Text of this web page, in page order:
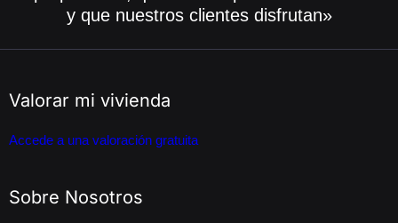
y que nuestros clientes disfrutan»
Valorar mi vivienda
Accede a una valoración gratuita
Sobre Nosotros